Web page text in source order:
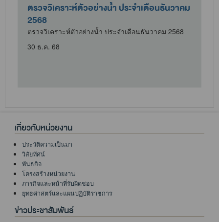
ตรวจวิเคราะห์ตัวอย่างน้ำ ประจำเดือนธันวาคม
2568
ตรวจวิเคราะห์ตัวอย่างน้ำ ประจำเดือนธันวาคม 2568
30 ธ.ค. 68
เกี่ยวกับหน่วยงาน
ประวัติความเป็นมา
วิสัยทัศน์
พันธกิจ
โครงสร้างหน่วยงาน
ภารกิจและหน้าที่รับผิดชอบ
ยุทธศาสตร์และแผนปฏิบัติราชการ
ข่าวประชาสัมพันธ์